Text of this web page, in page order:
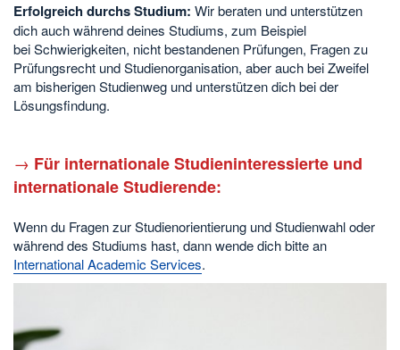
Erfolgreich durchs Studium: Wir beraten und unterstützen
dich auch während deines Studiums, zum Beispiel
bei Schwierigkeiten, nicht bestandenen Prüfungen, Fragen zu
Prüfungsrecht und Studienorganisation, aber auch bei Zweifel
am bisherigen Studienweg und unterstützen dich bei der
Lösungsfindung.
→ Für internationale Studieninteressierte und
internationale Studierende:
Wenn du Fragen zur Studienorientierung und Studienwahl oder
während des Studiums hast, dann wende dich bitte an
International Academic Services.